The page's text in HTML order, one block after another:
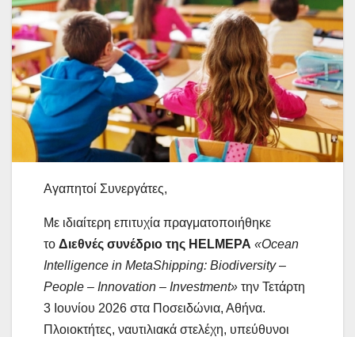
Αγαπητοί Συνεργάτες,
Με ιδιαίτερη επιτυχία πραγματοποιήθηκε
το Διεθνές συνέδριο της HELMEPA «Ocean
Intelligence in MetaShipping: Biodiversity –
People – Innovation – Investment» την Τετάρτη
3 Ιουνίου 2026 στα Ποσειδώνια, Αθήνα.
Πλοιοκτήτες, ναυτιλιακά στελέχη, υπεύθυνοι